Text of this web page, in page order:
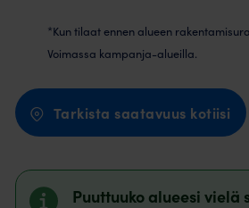
*Kun tilaat ennen alueen
Voimassa kampanja-alueilla.
Tarkista saatavuus kotiisi
Puuttuuko alueesi vielä